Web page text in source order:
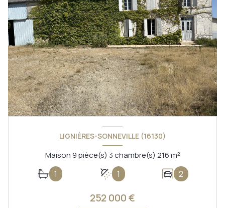
LIGNIÈRES-SONNEVILLE (16130)
Maison 9 pièce(s) 3 chambre(s) 216 m²
1 1 2
252 000 €